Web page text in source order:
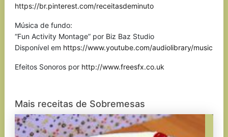
https://br.pinterest.com/receitasdeminuto
Música de fundo:
“Fun Activity Montage” por Biz Baz Studio
Disponível em https://www.youtube.com/audiolibrary/music
Efeitos Sonoros por http://www.freesfx.co.uk
Mais receitas de Sobremesas